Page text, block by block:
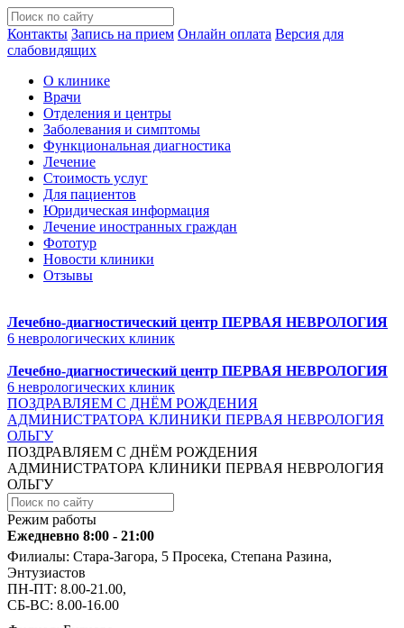
Контакты Запись на прием Онлайн оплата Версия для
слабовидящих
О клинике
Врачи
Отделения и центры
Заболевания и симптомы
Функциональная диагностика
Лечение
Стоимость услуг
Для пациентов
Юридическая информация
Лечение иностранных граждан
Фототур
Новости клиники
Отзывы
Лечебно-диагностический центр ПЕРВАЯ НЕВРОЛОГИЯ
6 неврологических клиник
Лечебно-диагностический центр ПЕРВАЯ НЕВРОЛОГИЯ
6 неврологических клиник
ПОЗДРАВЛЯЕМ С ДНЁМ РОЖДЕНИЯ
АДМИНИСТРАТОРА КЛИНИКИ ПЕРВАЯ НЕВРОЛОГИЯ
ОЛЬГУ
ПОЗДРАВЛЯЕМ С ДНЁМ РОЖДЕНИЯ
АДМИНИСТРАТОРА КЛИНИКИ ПЕРВАЯ НЕВРОЛОГИЯ
ОЛЬГУ
Режим работы
Ежедневно 8:00 - 21:00
Филиалы: Стара-Загора, 5 Просека, Степана Разина,
Энтузиастов
ПН-ПТ: 8.00-21.00,
СБ-ВС: 8.00-16.00